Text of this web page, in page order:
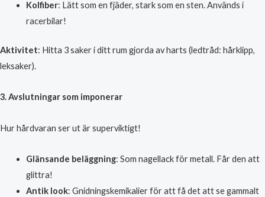
Kolfiber: Lätt som en fjäder, stark som en sten. Används i
racerbilar!
Aktivitet: Hitta 3 saker i ditt rum gjorda av harts (ledtråd: hårklipp,
leksaker).
3. Avslutningar som imponerar
Hur hårdvaran ser ut är superviktigt!
Glänsande beläggning: Som nagellack för metall. Får den att
glittra!
Antik look: Gnidningskemikalier för att få det att se gammalt